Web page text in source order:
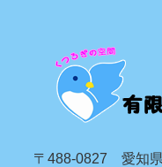
〒488-0827 愛知県